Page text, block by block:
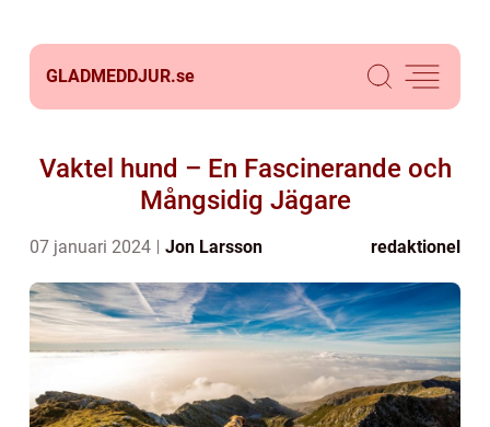
GLADMEDDJUR.se
Vaktel hund – En Fascinerande och
Mångsidig Jägare
07 januari 2024 Jon Larsson redaktionel